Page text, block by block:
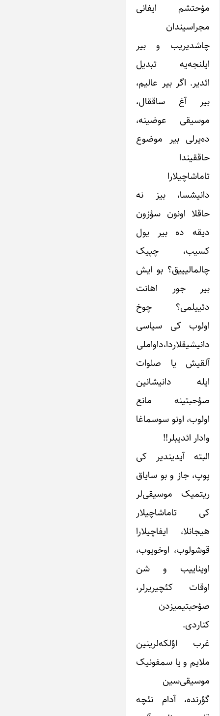
مؤحتشم ایفانی
مجراسیندان
چاشدیریب و بیر
ایلنجه‌یه تبدیل
ائدیر. اگر بیر عالیم،
بیر آغ ساققال،
موسیقی عوضینه،
ده‌یرلی بیر موضوع
حاققیندا
تاماشاچیلارا
دانیشسا، بیز نه
حاقلا اونون سؤزون
دیقه ده بیر یول
کسیب، چپیک
چالمالیییق؟ بو ایش
بیر جور اهانت
دئییلمی؟ چوخ
اولوب کی سیاسی
دانیشیقلاردا،داواملی
آلقیش یا صلوات
ایله دانیشانین
صؤحبتینه مانع
اولوب، اونو سوسماغا
وادار ائدیبلر!!
البته آیدیندیر کی
پوپ، جاز و بو سایاق
ریتمیک موسیقی‌لر
کی تاماشاچیلار
هیجانلا، ایفاچیلارا
قوشولوب، اوخویوب،
اویناییب و شن
اوقات کئچیریرلر،
صؤحبتیمیزدن
کناردی.
غرب اؤلکه‌لرینین
ملایم و یا سمفونیک
موسیقی‌سین
گؤرنده، آدام نئچه